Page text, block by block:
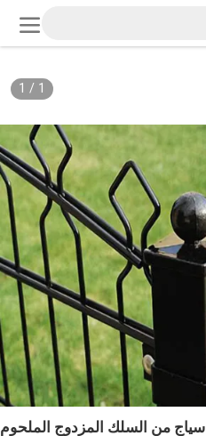
1
/
1